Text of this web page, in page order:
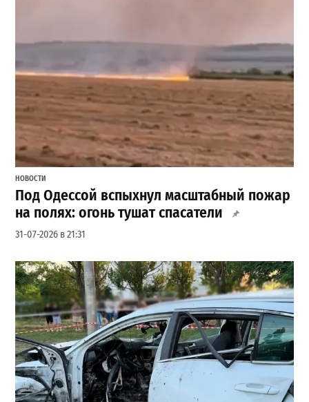
НОВОСТИ
Под Одессой вспыхнул масштабный пожар
на полях: огонь тушат спасатели
31-07-2026 в 21:31